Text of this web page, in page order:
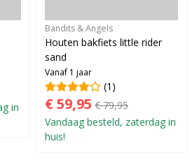
in
Bandits & Angels
Houten bakfiets little rider
sand
Vanaf 1 jaar
(1)
€ 59,95 € 79,95
Vandaag besteld, zaterdag in
huis!